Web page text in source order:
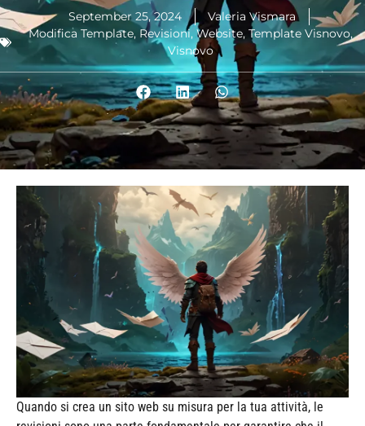
September 25, 2024
Valeria Vismara
Modifica Template, Revisioni, Website, Template Visnovo,
Visnovo
Quando si crea un sito web su misura per la tua attività, le